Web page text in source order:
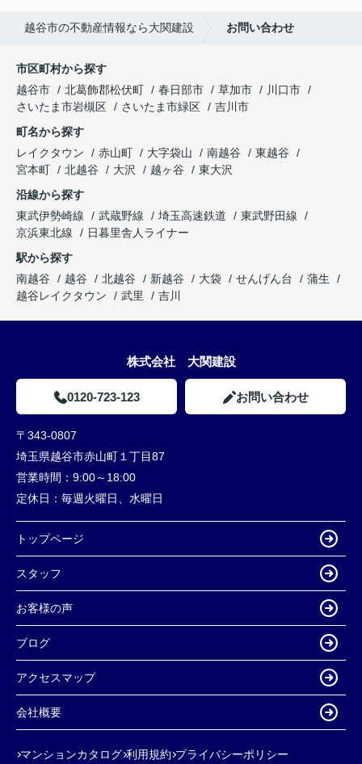
越谷市の不動産情報なら大関建設 お問い合わせ
市区町村から探す
越谷市
北葛飾郡松伏町 春日部市 草加市
川口市
さいたま市岩槻区
さいたま市緑区
吉川市
町名から探す
レイクタウン
赤山町 大字袋山 南越谷
東越谷
宮本町
北越谷 大沢 越ヶ谷
東大沢
沿線から探す
東武伊勢崎線
武蔵野線 埼玉高速鉄道
東武野田線
京浜東北線
日暮里舎人ライナー
駅から探す
南越谷
越谷 北越谷 新越谷 大袋 せんげん台
蒲生
越谷レイクタウン
武里 吉川
株式会社 大関建設
0120-723-123 お問い合わせ
〒343-0807
埼玉県越谷市赤山町１丁目87
営業時間： 9:00～18:00
定休日： 毎週火曜日、水曜日
トップページ
スタッフ
お客様の声
ブログ
アクセスマップ
会社概要
マンションカタログ 利用規約 プライバシーポリシー